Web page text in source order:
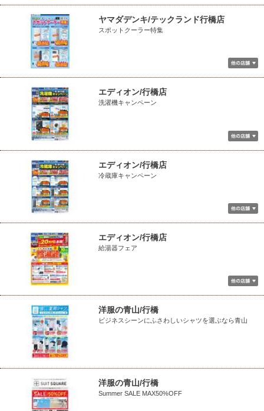
ヤマダデンキ/テックランド行橋店
スポットクーラー特集
エディオン/行橋店
洗濯機キャンペーン
エディオン/行橋店
冷蔵庫キャンペーン
エディオン/行橋店
給湯器フェア
洋服の青山/行橋
ビジネスシーンにふさわしいシャツを選ぶなら青山
洋服の青山/行橋
Summer SALE MAX50%OFF